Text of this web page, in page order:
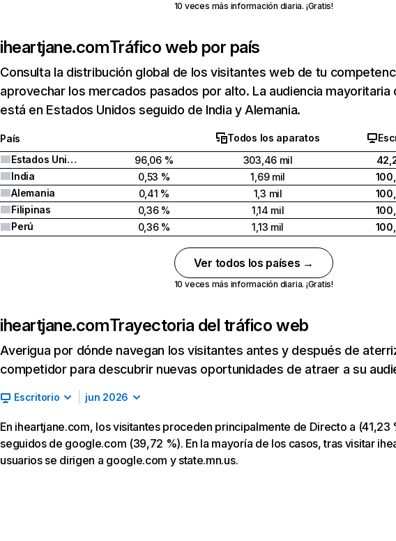
10 veces más información diaria. ¡Gratis!
iheartjane.comTráfico web por país
Consulta la distribución global de los visitantes web de tu
aprovechar los mercados pasados por alto. La audiencia mayoritaria
está en Estados Unidos seguido de India y Alemania.
País Todos los aparatos
Estados Unidos
96,06 % 303,46 mil
India
0,53 % 1,69 mil
Alemania
0,41 % 1,3 mil
Filipinas
0,36 % 1,14 mil
Perú
0,36 % 1,13 mil
Ver todos los países →
10 veces más información diaria. ¡Gratis!
iheartjane.comTrayectoria del tráfico web
Averigua por dónde navegan los visitantes antes y después de
competidor para descubrir nuevas oportunidades de atraer a su
Escritorio jun 2026
En iheartjane.com, los visitantes proceden principalmente de Directo a (41,23
seguidos de google.com (39,72 %). En la mayoría de los casos, tras visitar
usuarios se dirigen a google.com y state.mn.us.